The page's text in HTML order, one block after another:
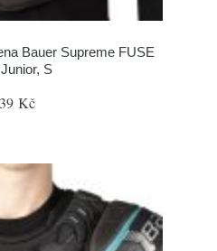
Bauer Supreme FUSE
S
Kč